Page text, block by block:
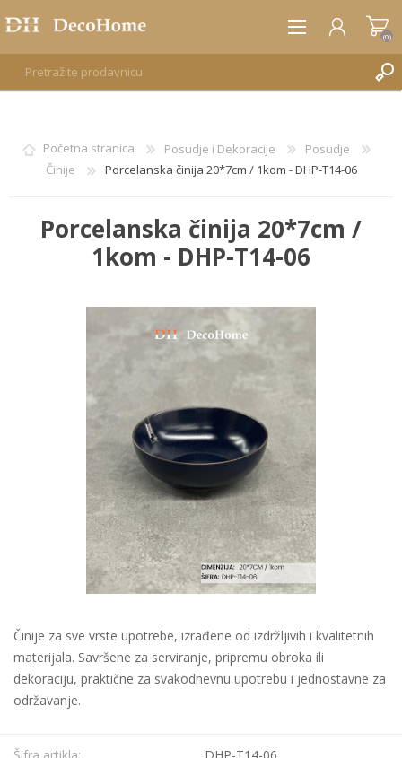
REGISTRUJTE SE
PRIJAVA
(0)
Početna stranica Posudje i Dekoracije
Posudje
Činije
Porcelanska činija 20*7cm / 1kom - DHP-T14-06
Porcelanska činija 20*7cm /
1kom - DHP-T14-06
Činije za sve vrste upotrebe, izrađene od izdržljivih i kvalitetnih
materijala. Savršene za serviranje, pripremu obroka ili
dekoraciju, praktične za svakodnevnu upotrebu i jednostavne za
održavanje.